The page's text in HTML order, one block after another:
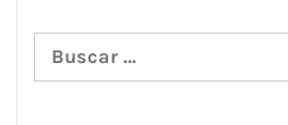
Buscar: